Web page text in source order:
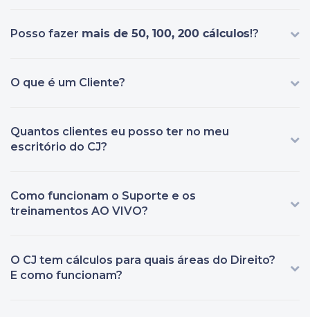
Posso fazer mais de 50, 100, 200 cálculos!?
O que é um Cliente?
Quantos clientes eu posso ter no meu
escritório do CJ?
Como funcionam o Suporte e os
treinamentos AO VIVO?
O CJ tem cálculos para quais áreas do Direito?
E como funcionam?